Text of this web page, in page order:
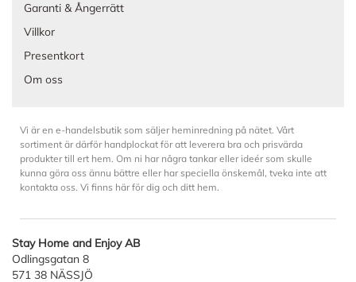
Garanti & Ångerrätt
Villkor
Presentkort
Om oss
Vi är en e-handelsbutik som säljer heminredning på nätet. Vårt
sortiment är därför handplockat för att leverera bra och prisvärda
produkter till ert hem. Om ni har några tankar eller ideér som skulle
kunna göra oss ännu bättre eller har speciella önskemål, tveka inte att
kontakta oss. Vi finns här för dig och ditt hem.
Stay Home and Enjoy AB
Odlingsgatan 8
571 38 NÄSSJÖ